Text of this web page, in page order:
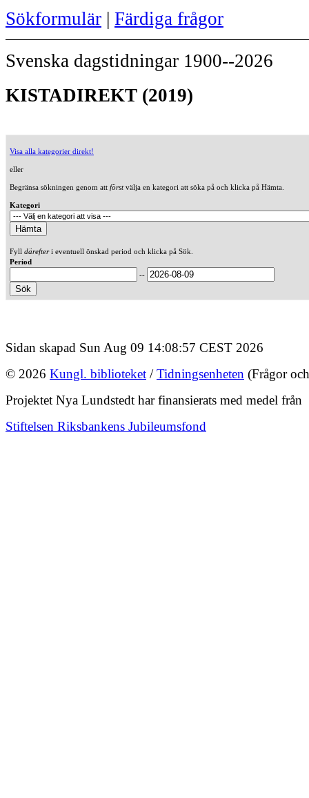
Sökformulär | Färdiga frågor
Svenska dagstidningar 1900--2026
KISTADIREKT (2019)
Visa alla kategorier direkt!
eller
Begränsa sökningen genom att förstvälja en kategori att söka på och klicka på Hämta.
Kategori
Fyll därefteri eventuell önskad period och klicka på Sök.
Period
--
Sidan skapad Sun Aug 09 14:08:57 CEST 2026
© 2026 Kungl. biblioteket /Tidningsenheten (Frågor
Projektet Nya Lundstedt har finansierats med medel från
Stiftelsen Riksbankens Jubileumsfond